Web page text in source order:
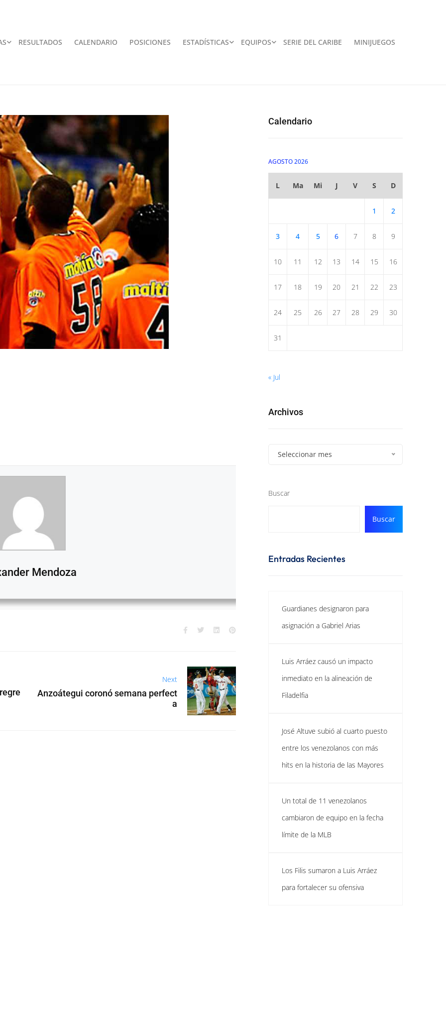
RESULTADOS CALENDARIO POSICIONES ESTADÍSTICAS EQUIPOS SERIE DEL CARIBE MINIJUEGOS
Mendoza
Next
Anzoátegui coronó semana perfect
a
Calendario
AGOSTO 2026
L Ma Mi J V S D
1 2
3 4 5 6 7 8 9
10 11 12 13 14 15 16
17 18 19 20 21 22 23
24 25 26 27 28 29 30
31
« Jul
Archivos
Seleccionar mes
Buscar
Buscar
Entradas Recientes
Guardianes designaron para
asignación a Gabriel Arias
Luis Arráez causó un impacto
inmediato en la alineación de
Filadelfia
José Altuve subió al cuarto puesto
entre los venezolanos con más
hits en la historia de las Mayores
Un total de 11 venezolanos
cambiaron de equipo en la fecha
límite de la MLB
Los Filis sumaron a Luis Arráez
para fortalecer su ofensiva